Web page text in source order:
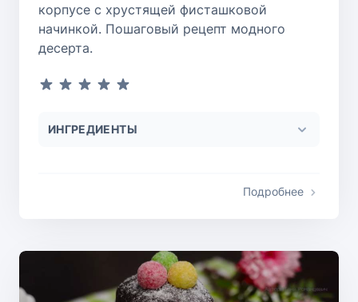
корпусе с хрустящей фисташковой
начинкой. Пошаговый рецепт модного
десерта.
ИНГРЕДИЕНТЫ
Подробнее